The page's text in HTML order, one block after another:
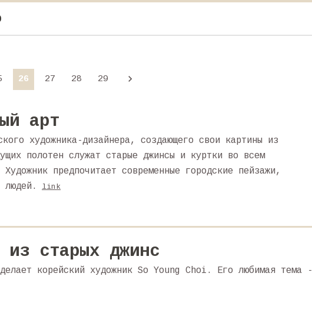
26 27 28 29
арт
художника-дизайнера, создающего свои картины из
полотен служат старые джинсы и куртки во всем
предпочитает современные городские пейзажи,
людей.
link
из старых джинс
корейский художник So Young Choi. Его любимая тема -